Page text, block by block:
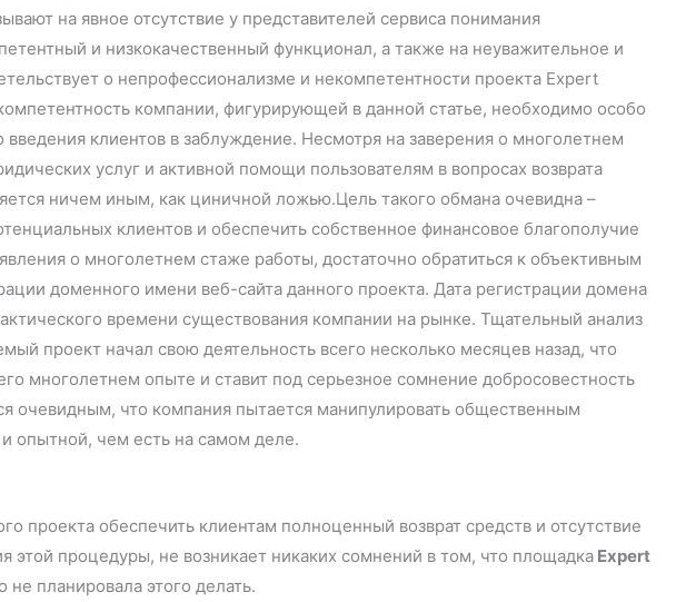
на явное отсутствие у представителей сервиса понимания
и низкокачественный функционал, а также на неуважительное и
о непрофессионализме и некомпетентности проекта Expert
компании, фигурирующей в данной статье, необходимо особо
клиентов в заблуждение. Несмотря на заверения о многолетнем
услуг и активной помощи пользователям в вопросах возврата
ничем иным, как циничной ложью.Цель такого обмана очевидна –
клиентов и обеспечить собственное финансовое благополучие
о многолетнем стаже работы, достаточно обратиться к объективным
доменного имени веб-сайта данного проекта. Дата регистрации домена
времени существования компании на рынке. Тщательный анализ
проект начал свою деятельность всего несколько месяцев назад, что
многолетнем опыте и ставит под серьезное сомнение добросовестность
очевидным, что компания пытается манипулировать общественным
опытной, чем есть на самом деле.
проекта обеспечить клиентам полноценный возврат средств и отсутствие
этой процедуры, не возникает никаких сомнений в том, что площадка Expert
не планировала этого делать.